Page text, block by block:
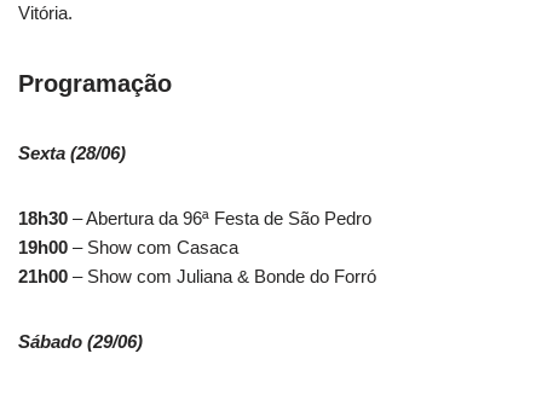
Vitória.
Programação
Sexta (28/06)
18h30 – Abertura da 96ª Festa de São Pedro
19h00 – Show com Casaca
21h00 – Show com Juliana & Bonde do Forró
Sábado (29/06)